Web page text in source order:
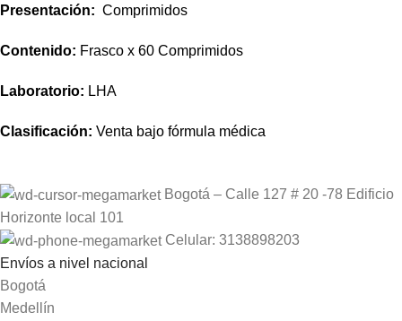
Presentación: Comprimidos
Contenido: Frasco x 60 Comprimidos
Laboratorio: LHA
Clasificación: Venta bajo fórmula médica
Bogotá – Calle 127 # 20 -78 Edificio
Horizonte local 101
Celular: 3138898203
Envíos a nivel nacional
Bogotá
Medellín